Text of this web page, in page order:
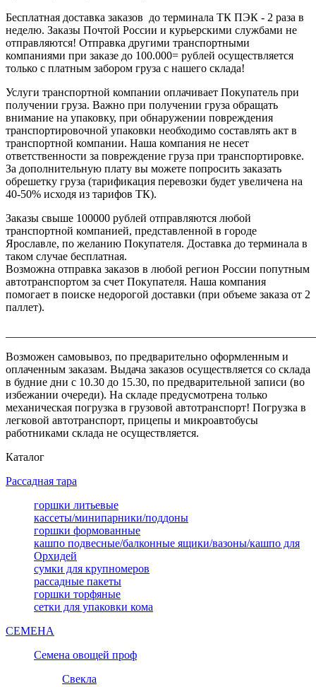
Бесплатная доставка заказов до терминала ТК ПЭК - 2 раза в
неделю. Заказы Почтой России и курьерскими службами не
отправляются! Отправка другими транспортными
компаниями при заказе до 100.000= рублей осуществляется
только с платным забором груза с нашего склада!
Услуги транспортной компании оплачивает Покупатель при
получении груза. Важно при получении груза обращать
внимание на упаковку, при обнаружении повреждения
транспортировочной упаковки необходимо составлять акт в
транспортной компании. Наша компания не несет
ответственности за повреждение груза при транспортировке.
За дополнительную плату вы можете попросить заказать
обрешетку груза (тарификация перевозки будет увеличена на
40-50% исходя из тарифов ТК).
Заказы свыше 100000 рублей отправляются любой
транспортной компанией, представленной в городе
Ярославле, по желанию Покупателя. Доставка до терминала в
таком случае бесплатная.
Возможна отправка заказов в любой регион России попутным
автотранспортом за счет Покупателя. Наша компания
помогает в поиске недорогой доставки (при объеме заказа от 2
паллет).
Возможен самовывоз, по предварительно оформленным и
оплаченным заказам. Выдача заказов осуществляется со склада
в будние дни с 10.30 до 15.30, по предварительной записи (во
избежании очереди). На складе предусмотрена только
механическая погрузка в грузовой автотранспорт! Погрузка в
легковой автотранспорт, прицепы и микроавтобусы
работниками склада не осуществляется.
Каталог
Рассадная тара
горшки литьевые
кассеты/минипарники/поддоны
горшки формованные
кашпо подвесные/балконные ящики/вазоны/кашпо для
Орхидей
сумки для крупномеров
рассадные пакеты
горшки торфяные
сетки для упаковки кома
СЕМЕНА
Семена овощей проф
Свекла